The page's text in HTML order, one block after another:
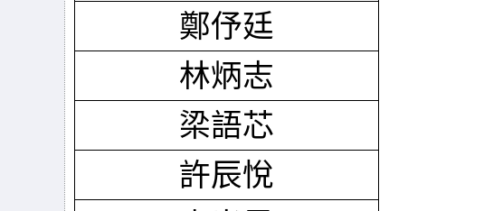
鄭伃廷
林炳志
梁語芯
許辰悅